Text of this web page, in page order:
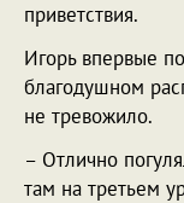
приветствия.
Игорь впервые
благодушном
не тревожило.
– Отлично
там на третьем